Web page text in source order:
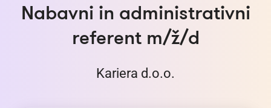
Nabavni in administrativni
referent m/ž/d
Kariera d.o.o.